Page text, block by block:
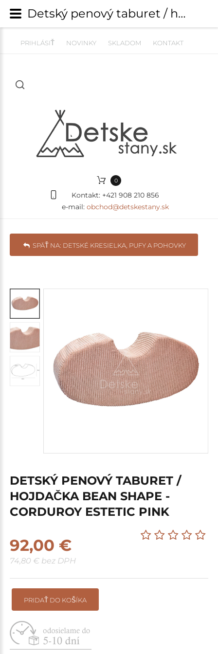
PRIHLÁSIŤ NOVINKY SKLADOM KONTAKT
0
Kontakt: +421 908 210 856
e-mail: obchod@detskestany.sk
SPÄŤ NA: DETSKÉ KRESIELKA, PUFY A POHOVKY
DETSKÝ PENOVÝ TABURET /
HOJDAČKA BEAN SHAPE -
CORDUROY ESTETIC PINK
92,00 €
74,80 € bez DPH
PRIDAŤ DO KOŠÍKA
Detský penový taburet / hojdačka Bean Shape - Corduroy Estetic PINK | Detské kresielka, pufy a pohovky | detskestany.sk